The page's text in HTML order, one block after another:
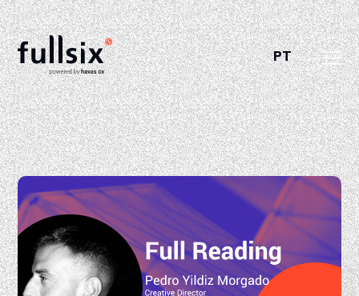
PT
Quem Somos
Clientes
Serviços
Vagas
Notícias